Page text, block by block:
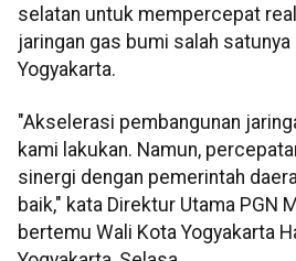
selatan untuk mempercepat
jaringan gas bumi salah
Yogyakarta.
"Akselerasi pembangunan
kami lakukan. Namun,
sinergi dengan pemerintah
baik," kata Direktur Utama PGN
bertemu Wali Kota Yogyakarta